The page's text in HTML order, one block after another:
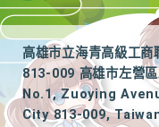
高雄市立海青高級工商
813-009 高雄市左營
No.1, Zuoying
City 813-009,